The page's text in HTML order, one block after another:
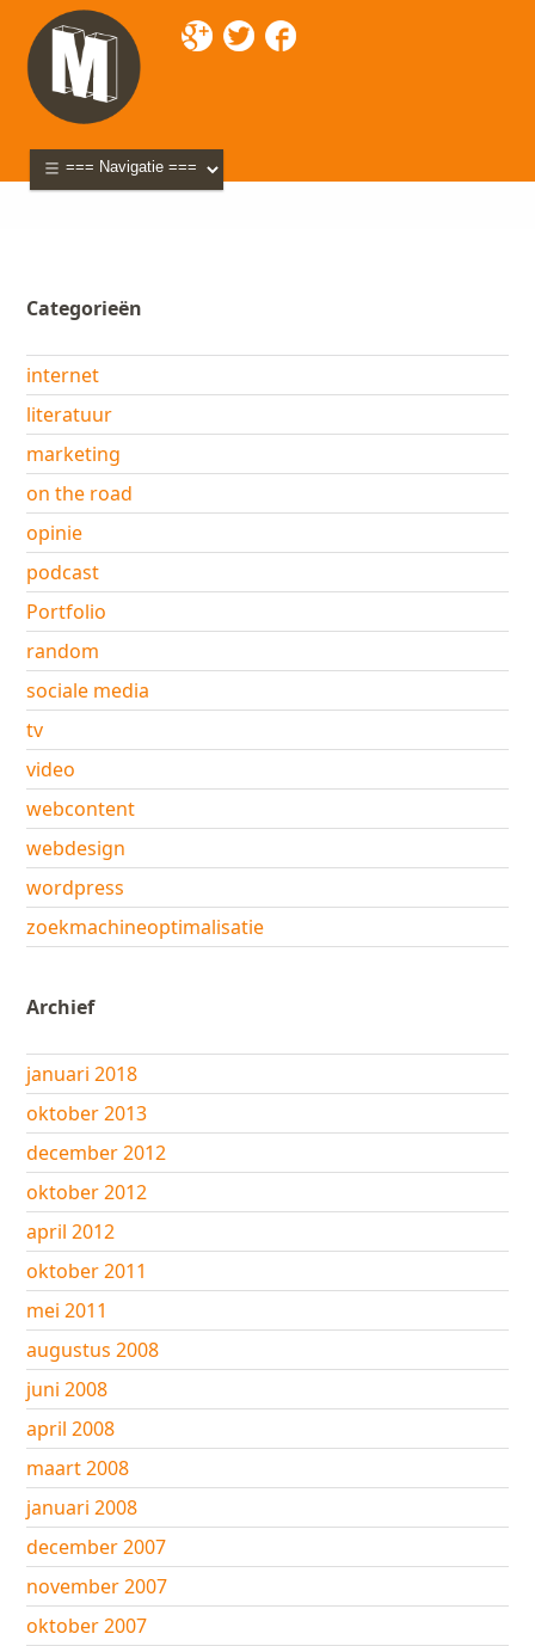
Categorieën
internet
literatuur
marketing
on the road
opinie
podcast
Portfolio
random
sociale media
tv
video
webcontent
webdesign
wordpress
zoekmachineoptimalisatie
Archief
januari 2018
oktober 2013
december 2012
oktober 2012
april 2012
oktober 2011
mei 2011
augustus 2008
juni 2008
april 2008
maart 2008
januari 2008
december 2007
november 2007
oktober 2007